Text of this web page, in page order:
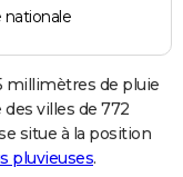
millimètres de pluie
villes de 772
situe à la position
pluvieuses.